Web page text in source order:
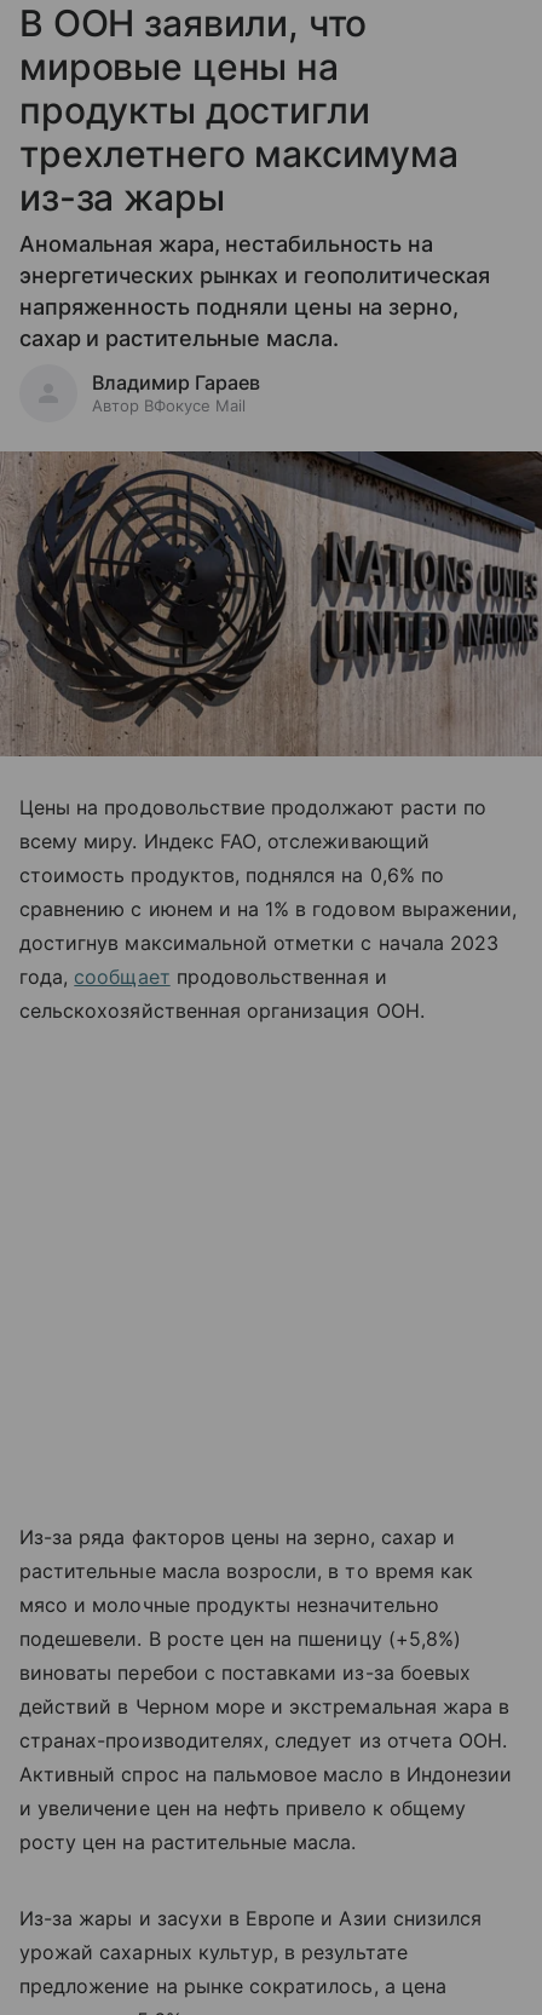
В ООН заявили, что
мировые цены на
продукты достигли
трехлетнего максимума
из-за жары
Аномальная жара, нестабильность на
энергетических рынках и геополитическая
напряженность подняли цены на зерно,
сахар и растительные масла.
Владимир Гараев
Автор ВФокусе Mail
Цены на продовольствие продолжают расти по
всему миру. Индекс FAO, отслеживающий
стоимость продуктов, поднялся на 0,6% по
сравнению с июнем и на 1% в годовом выражении,
достигнув максимальной отметки с начала 2023
года, сообщает продовольственная и
сельскохозяйственная организация ООН.
Из-за ряда факторов цены на зерно, сахар и
растительные масла возросли, в то время как
мясо и молочные продукты незначительно
подешевели. В росте цен на пшеницу (+5,8%)
виноваты перебои с поставками из-за боевых
действий в Черном море и экстремальная жара в
странах-производителях, следует из отчета ООН.
Активный спрос на пальмовое масло в Индонезии
и увеличение цен на нефть привело к общему
росту цен на растительные масла.
Из-за жары и засухи в Европе и Азии снизился
урожай сахарных культур, в результате
предложение на рынке сократилось, а цена